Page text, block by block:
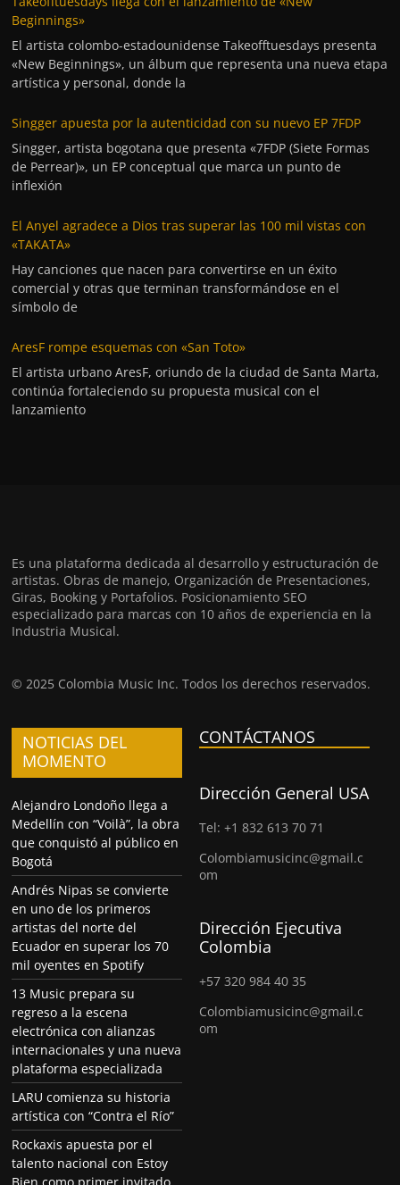
Beginnings»
El artista colombo-estadounidense Takeofftuesdays presenta
«New Beginnings», un álbum que representa una nueva etapa
artística y personal, donde la
Singger apuesta por la autenticidad con su nuevo EP 7FDP
Singger, artista bogotana que presenta «7FDP (Siete Formas
de Perrear)», un EP conceptual que marca un punto de
inflexión
El Anyel agradece a Dios tras superar las 100 mil vistas con
«TAKATA»
Hay canciones que nacen para convertirse en un éxito
comercial y otras que terminan transformándose en el
símbolo de
AresF rompe esquemas con «San Toto»
El artista urbano AresF, oriundo de la ciudad de Santa Marta,
continúa fortaleciendo su propuesta musical con el
lanzamiento
Es una plataforma dedicada al desarrollo y estructuración de
artistas. Obras de manejo, Organización de Presentaciones,
Giras, Booking y Portafolios. Posicionamiento SEO
especializado para marcas con 10 años de experiencia en la
Industria Musical.
© 2025 Colombia Music Inc. Todos los derechos reservados.
NOTICIAS DEL
MOMENTO
Alejandro Londoño llega a
Medellín con “Voilà”, la obra
que conquistó al público en
Bogotá
Andrés Nipas se convierte
en uno de los primeros
artistas del norte del
Ecuador en superar los 70
mil oyentes en Spotify
13 Music prepara su
regreso a la escena
electrónica con alianzas
internacionales y una nueva
plataforma especializada
LARU comienza su historia
artística con “Contra el Río”
Rockaxis apuesta por el
talento nacional con Estoy
CONTÁCTANOS
Dirección General USA
Tel: +1 832 613 70 71
Colombiamusicinc@gmail.c
om
Dirección Ejecutiva
Colombia
+57 320 984 40 35
Colombiamusicinc@gmail.c
om